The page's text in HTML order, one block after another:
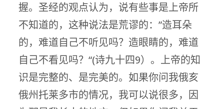
握。圣经的观点认为，说有些事是上帝所
不知道的，这种说法是荒谬的：”造耳朵
的，难道自己不听见吗？造眼睛的，难道
自己不看见吗？“(诗九十四9）。上帝的知
识是完整的、是完美的。如果你问我俄亥
俄州托莱多市的情况，我可以说很多，因